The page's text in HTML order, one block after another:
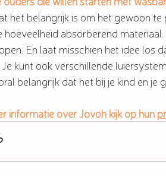
het belangrijk is om het gewoon
hoeveelheid absorberend
En laat misschien het idee los
kunt ook verschillende
belangrijk dat het bij je kind en je
informatie over Jovoh kijk op hun